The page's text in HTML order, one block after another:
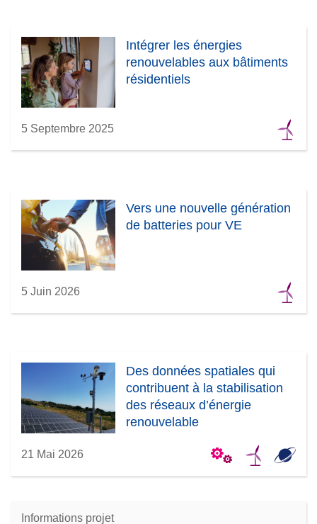
Intégrer les énergies
renouvelables aux bâtiments
résidentiels
5 Septembre 2025
Vers une nouvelle génération
de batteries pour VE
5 Juin 2026
Des données spatiales qui
contribuent à la stabilisation
des réseaux d’énergie
renouvelable
21 Mai 2026
Informations projet